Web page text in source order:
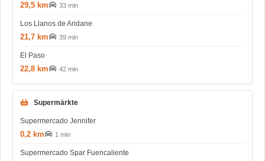
29,5 km 33 min
Los Llanos de Aridane
21,7 km 39 min
El Paso
22,8 km 42 min
Supermärkte
Supermercado Jennifer
0,2 km 1 min
Supermercado Spar Fuencaliente